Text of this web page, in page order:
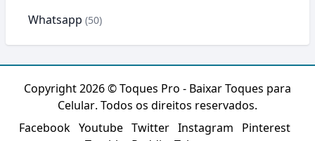
Whatsapp (50)
Copyright 2026 ©Toques Pro - Baixar Toques para
Celular. Todos os direitos reservados.
Facebook Youtube Twitter Instagram
Pinterest